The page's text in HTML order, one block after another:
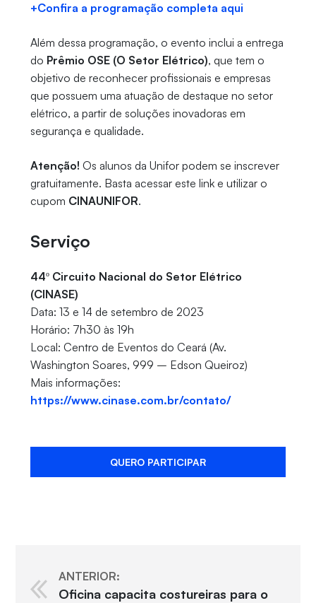
+Confira a programação completa aqui
Além dessa programação, o evento inclui a entrega
do Prêmio OSE (O Setor Elétrico), que tem o
objetivo de reconhecer profissionais e empresas
que possuem uma atuação de destaque no setor
elétrico, a partir de soluções inovadoras em
segurança e qualidade.
Atenção! Os alunos da Unifor podem se inscrever
gratuitamente. Basta acessar este link e utilizar o
cupom CINAUNIFOR.
Serviço
44º Circuito Nacional do Setor Elétrico
(CINASE)
Data: 13 e 14 de setembro de 2023
Horário: 7h30 às 19h
Local: Centro de Eventos do Ceará (Av.
Washington Soares, 999 – Edson Queiroz)
Mais informações:
https://www.cinase.com.br/contato/
QUERO PARTICIPAR
ANTERIOR:
Oficina capacita costureiras para o